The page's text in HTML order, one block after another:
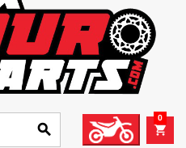
search shopping_cart
0